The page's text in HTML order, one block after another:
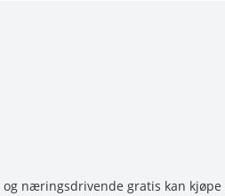
næringsdrivende gratis kan